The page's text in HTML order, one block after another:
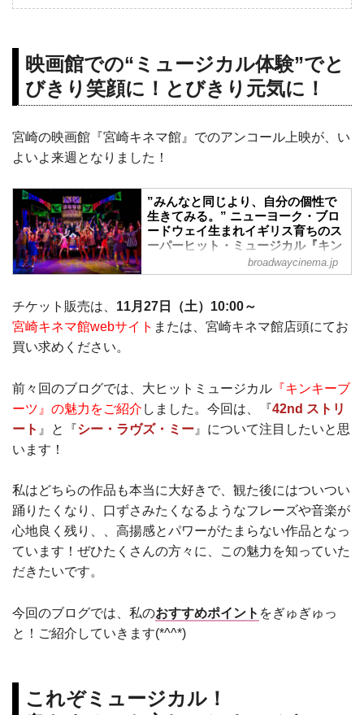
映画館での“ミュージカル体験”でと
びきり笑顔に！とびきり元気に！
宮崎の映画館『宮崎キネマ館』でのアンコール上映が、い
よいよ来週となりました！
”みんなと同じより、自分の個性で
生きてみる。” ニューヨーク・ブロ
ードウェイ生まれイギリス育ちのス
ーパーヒット・ミュージカル『キン
キーブーツ』他、「松竹ブロードウ
ェイシネマ」アンコール上映が決定
ウェイシネマ
宮崎キネマ館にて12月03日（金）より、
詳細は下記をご覧ください。
UMK CINEMA Month
宮崎キネマ館
宮崎キネマ館は、特定非営利活動（ＮＰ
す！今までの「映画館」という枠にとら
われない自由かつ安心安全な施設の運営
を目指します。
上映作品のご紹介
『キンキーブーツ』
broadwaycinema.jp
チケット販売は、 11月27日（土）10:00～
宮崎キネマ館webサイト または、宮崎キネマ館店頭にてお
買い求めください。
前々回のブログでは、大ヒットミュージカル 『キンキーブ
ーツ』の魅力をご紹介 しました。今回は、『42nd ストリ
ート 』と『シー・ラヴズ・ミー 』について注目したいと思
います！
私はどちらの作品も本当に大好きで、観た後にはついつい
踊りたくなり、口ずさみたくなるようなフレーズや音楽が
心地良く残り、、高揚感とパワーがたまらない作品となっ
ています！ぜひたくさんの方々に、この魅力を知っていた
だきたいです。
今回のブログでは、私のおすすめポイント をぎゅぎゅっ
と！ご紹介していきます(*^^*)
これぞミュージカル！